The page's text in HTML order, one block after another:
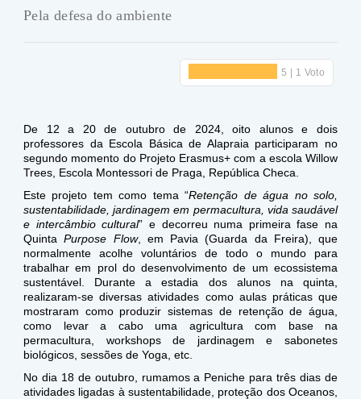
Pela defesa do ambiente
De 12 a 20 de outubro de 2024, oito alunos e dois
professores da Escola Básica de Alapraia participaram no
segundo momento do Projeto Erasmus+ com a escola Willow
Trees, Escola Montessori de Praga, República Checa.
Este projeto tem como tema “Retenção de água no solo,
sustentabilidade, jardinagem em permacultura, vida saudável
e intercâmbio cultural” e decorreu numa primeira fase na
QuintaPurpose Flow, em Pavia (Guarda da Freira), que
normalmente acolhe voluntários de todo o mundo para
trabalhar em prol do desenvolvimento de um ecossistema
sustentável. Durante a estadia dos alunos na quinta,
realizaram-se diversas atividades como aulas práticas que
mostraram como produzir sistemas de retenção de água,
como levar a cabo uma agricultura com base na
permacultura, workshops de jardinagem e sabonetes
biológicos, sessões de Yoga, etc.
No dia 18 de outubro, rumamos a Peniche para três dias de
atividades ligadas à sustentabilidade, proteção dos Oceanos,